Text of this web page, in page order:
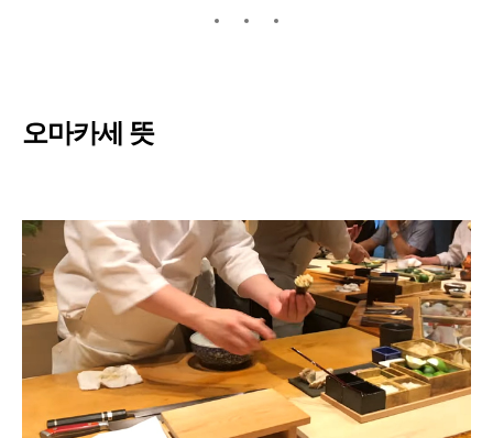
오마카세 뜻